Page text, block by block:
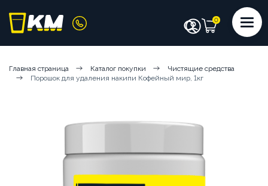
КОФЕМАШИНЫ СИРОПЫ
ПОСУДА И КРЫШКИ ЧАЙ
Главная страница Каталог покупки
Чистящие средства
Порошок для удаления накипи Кофейный мир, 1кг